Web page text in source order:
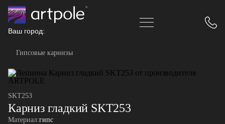
Ваш город:
Гипсовые карнизы
SKT253
Карниз гладкий SKT253
Материал:гипс